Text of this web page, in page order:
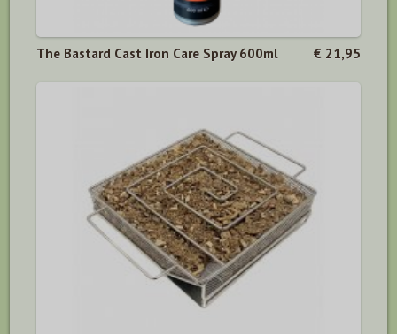
The Bastard Cast Iron Care Spray 600ml € 21,95